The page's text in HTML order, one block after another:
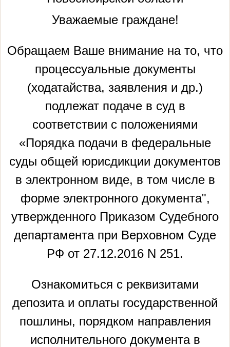
Уважаемые граждане!
Обращаем Ваше внимание на то, что
процессуальные документы
(ходатайства, заявления и др.)
подлежат подаче в суд в
соответствии с положениями
«Порядка подачи в федеральные
суды общей юрисдикции документов
в электронном виде, в том числе в
форме электронного документа",
утвержденного Приказом Судебного
департамента при Верховном Суде
РФ от 27.12.2016 N 251.
Ознакомиться с реквизитами
депозита и оплаты государственной
пошлины, порядком направления
исполнительного документа в